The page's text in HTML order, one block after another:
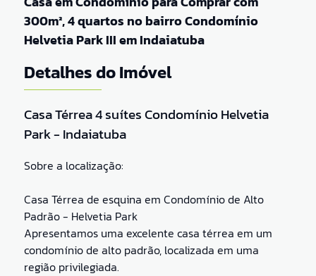
300m², 4 quartos no bairro Condomínio
Helvetia Park III em Indaiatuba
Detalhes do Imóvel
Casa Térrea 4 suítes Condomínio Helvetia
Park - Indaiatuba
Sobre a localização:
Casa Térrea de esquina em Condomínio de Alto
Padrão - Helvetia Park
Apresentamos uma excelente casa térrea em um
condomínio de alto padrão, localizada em uma
região privilegiada.